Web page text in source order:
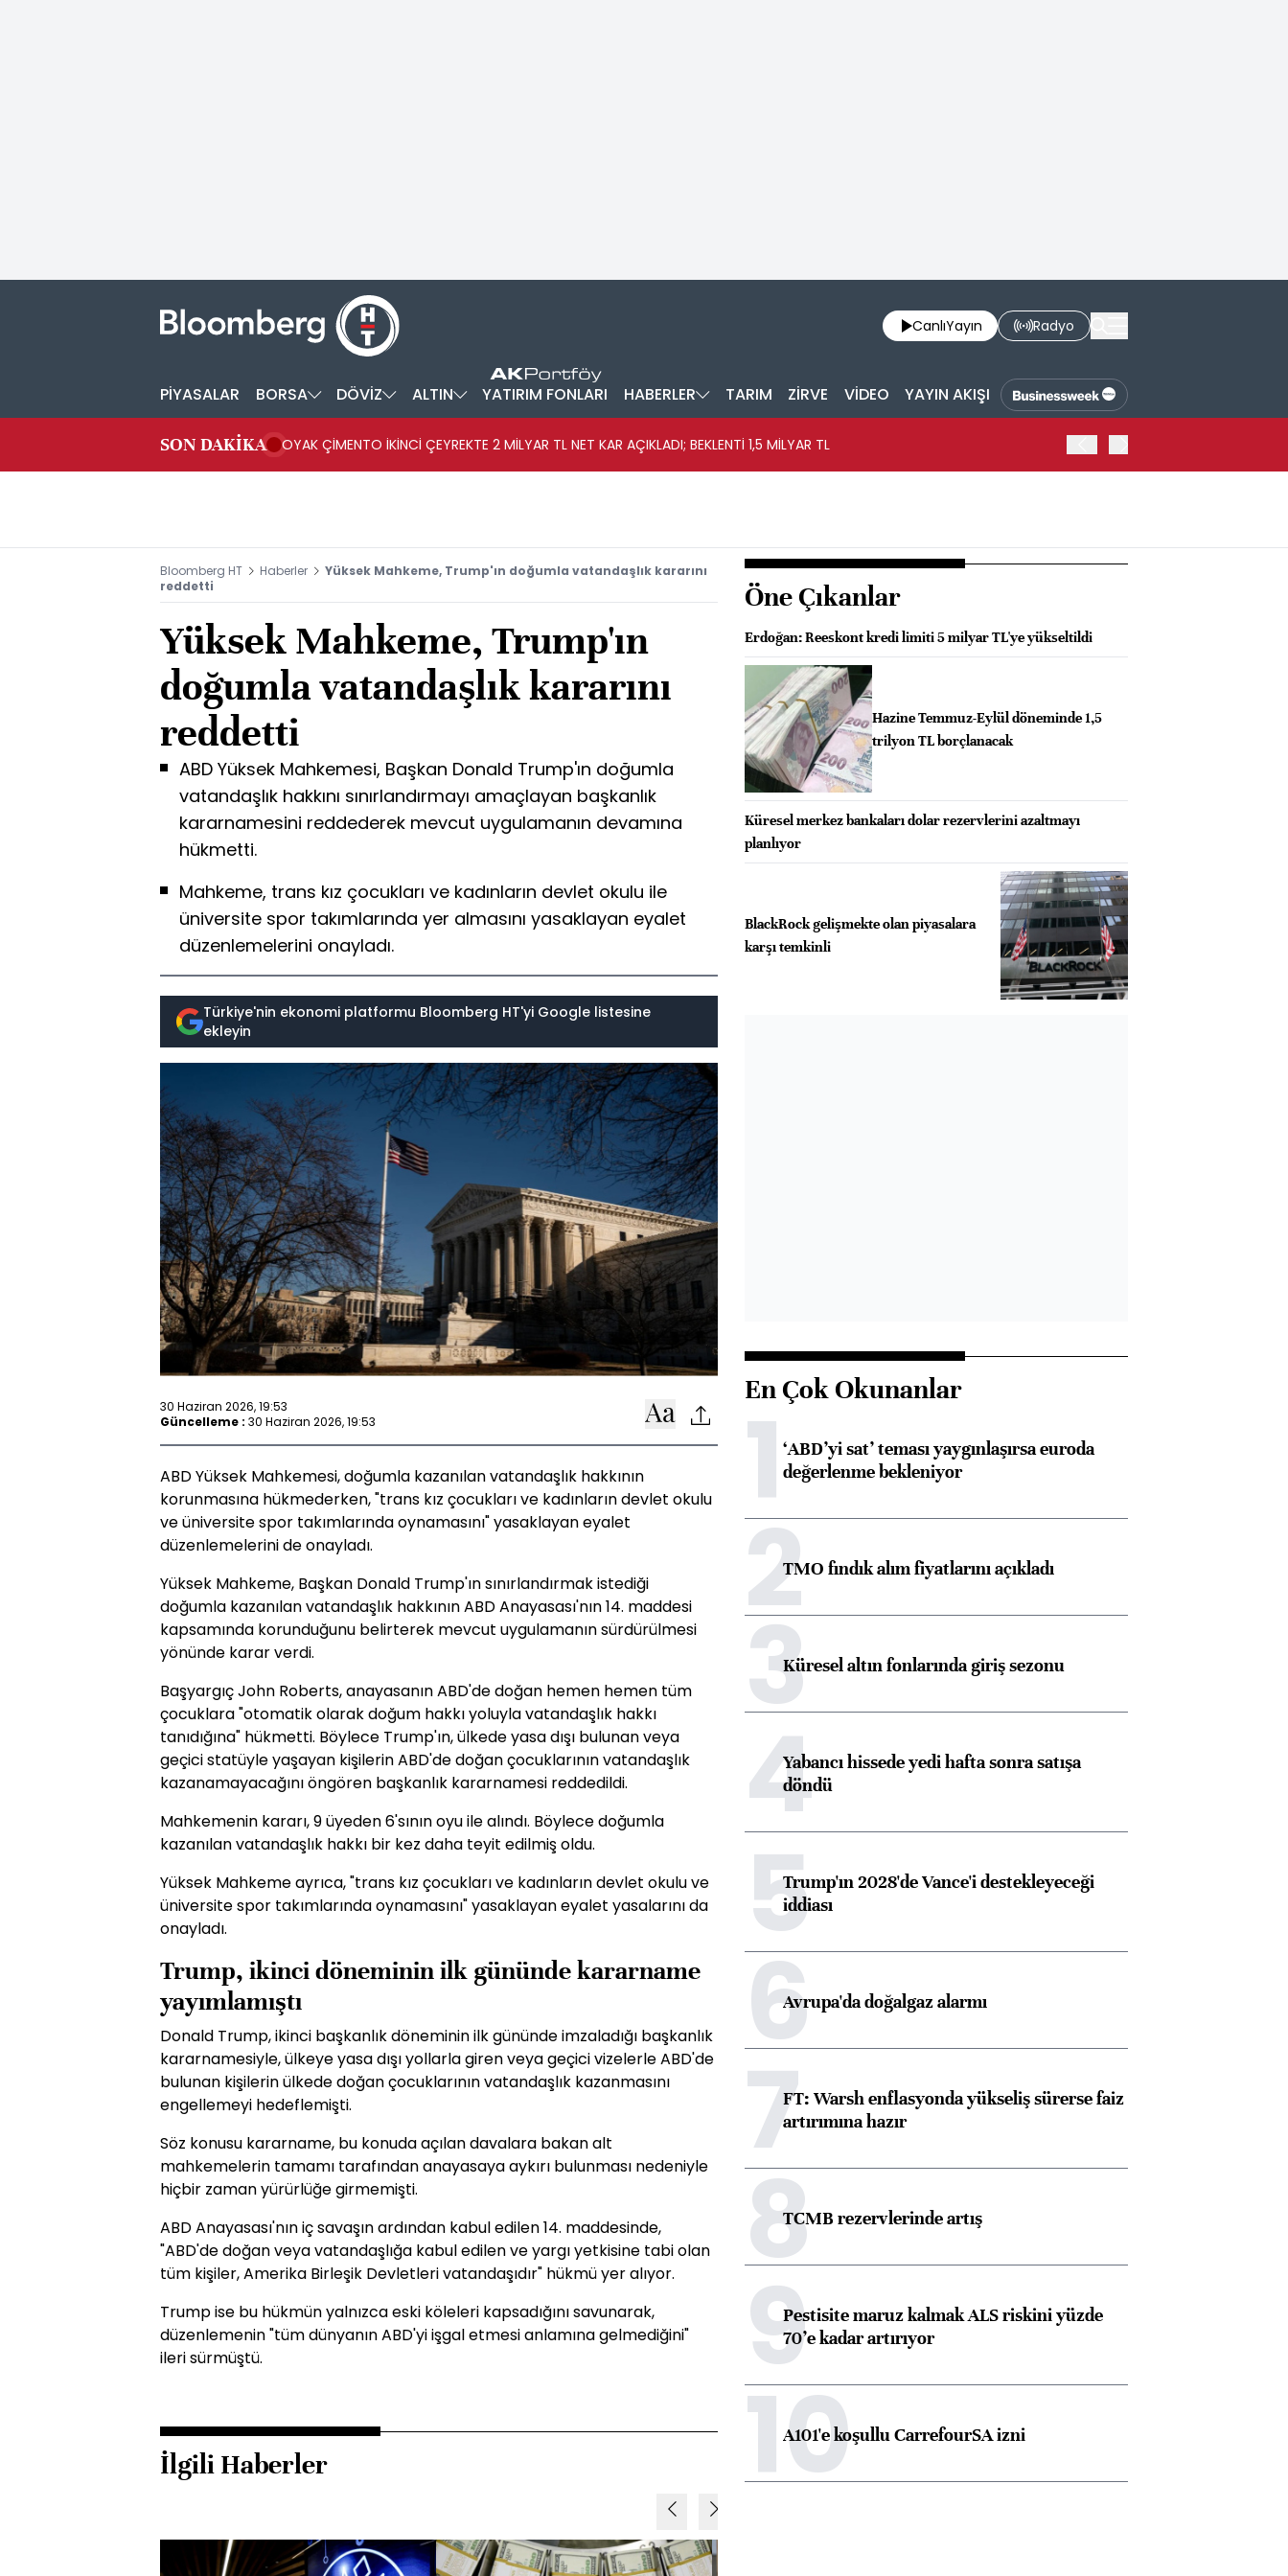
CanlıYayın Radyo
PİYASALAR BORSA DÖVİZ ALTIN YATIRIM FONLARI HABERLER TARIM ZİRVE VİDEO YAYIN AKIŞI
SON DAKİKA OYAK ÇİMENTO İKİNCİ ÇEYREKTE 2 MİLYAR TL NET KAR AÇIKLADI; BEKLENTİ 1,5 MİLYAR TL
Bloomberg HT Haberler
Yüksek Mahkeme, Trump'ın doğumla vatandaşlık kararını
reddetti
Yüksek Mahkeme, Trump'ın
doğumla vatandaşlık kararını
reddetti
ABD Yüksek Mahkemesi, Başkan Donald Trump'ın doğumla
vatandaşlık hakkını sınırlandırmayı amaçlayan başkanlık
kararnamesini reddederek mevcut uygulamanın devamına
hükmetti.
Mahkeme, trans kız çocukları ve kadınların devlet okulu ile
üniversite spor takımlarında yer almasını yasaklayan eyalet
düzenlemelerini onayladı.
Türkiye'nin ekonomi platformu Bloomberg HT'yi Google listesine
ekleyin
30 Haziran 2026, 19:53
Güncelleme : 30 Haziran 2026, 19:53
ABD Yüksek Mahkemesi, doğumla kazanılan vatandaşlık hakkının
korunmasına hükmederken, "trans kız çocukları ve kadınların devlet okulu
ve üniversite spor takımlarında oynamasını" yasaklayan eyalet
düzenlemelerini de onayladı.
Yüksek Mahkeme, Başkan Donald Trump'ın sınırlandırmak istediği
doğumla kazanılan vatandaşlık hakkının ABD Anayasası'nın 14. maddesi
kapsamında korunduğunu belirterek mevcut uygulamanın sürdürülmesi
yönünde karar verdi.
Başyargıç John Roberts, anayasanın ABD'de doğan hemen hemen tüm
çocuklara "otomatik olarak doğum hakkı yoluyla vatandaşlık hakkı
tanıdığına" hükmetti. Böylece Trump'ın, ülkede yasa dışı bulunan veya
geçici statüyle yaşayan kişilerin ABD'de doğan çocuklarının vatandaşlık
kazanamayacağını öngören başkanlık kararnamesi reddedildi.
Mahkemenin kararı, 9 üyeden 6'sının oyu ile alındı. Böylece doğumla
kazanılan vatandaşlık hakkı bir kez daha teyit edilmiş oldu.
Yüksek Mahkeme ayrıca, "trans kız çocukları ve kadınların devlet okulu ve
üniversite spor takımlarında oynamasını" yasaklayan eyalet yasalarını da
onayladı.
Trump, ikinci döneminin ilk gününde kararname
yayımlamıştı
Donald Trump, ikinci başkanlık döneminin ilk gününde imzaladığı başkanlık
kararnamesiyle, ülkeye yasa dışı yollarla giren veya geçici vizelerle ABD'de
bulunan kişilerin ülkede doğan çocuklarının vatandaşlık kazanmasını
engellemeyi hedeflemişti.
Söz konusu kararname, bu konuda açılan davalara bakan alt
mahkemelerin tamamı tarafından anayasaya aykırı bulunması nedeniyle
hiçbir zaman yürürlüğe girmemişti.
ABD Anayasası'nın iç savaşın ardından kabul edilen 14. maddesinde,
"ABD'de doğan veya vatandaşlığa kabul edilen ve yargı yetkisine tabi olan
tüm kişiler, Amerika Birleşik Devletleri vatandaşıdır" hükmü yer alıyor.
Trump ise bu hükmün yalnızca eski köleleri kapsadığını savunarak,
düzenlemenin "tüm dünyanın ABD'yi işgal etmesi anlamına gelmediğini"
ileri sürmüştü.
İlgili Haberler
Öne Çıkanlar
Erdoğan: Reeskont kredi limiti 5 milyar TL'ye yükseltildi
Hazine Temmuz-Eylül döneminde 1,5
trilyon TL borçlanacak
Küresel merkez bankaları dolar rezervlerini azaltmayı
planlıyor
BlackRock gelişmekte olan piyasalara
karşı temkinli
En Çok Okunanlar
1‘ABD’yi sat’ teması yaygınlaşırsa euroda
değerlenme bekleniyor
2TMO fındık alım fiyatlarını açıkladı
3Küresel altın fonlarında giriş sezonu
4Yabancı hissede yedi hafta sonra satışa
döndü
5Trump'ın 2028'de Vance'i destekleyeceği
iddiası
6Avrupa'da doğalgaz alarmı
7FT: Warsh enflasyonda yükseliş sürerse faiz
artırımına hazır
8TCMB rezervlerinde artış
9Pestisite maruz kalmak ALS riskini yüzde
70’e kadar artırıyor
10
A101'e koşullu CarrefourSA izni